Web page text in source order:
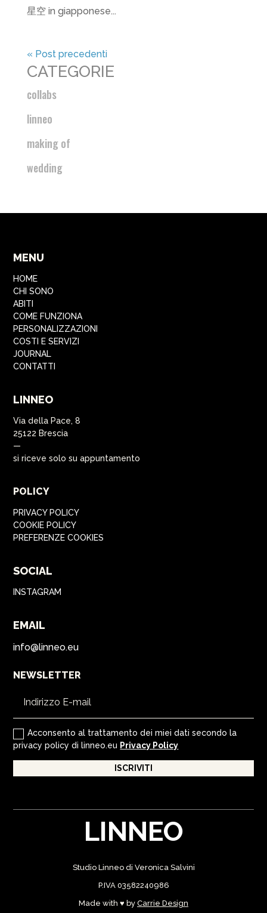
星空 in giapponese...
« Post precedenti
CATEGORIE
collabs
linneo
making of
wedding
MENU
HOME
CHI SONO
ABITI
COME FUNZIONA
PERSONALIZZAZIONI
COSTI E SERVIZI
JOURNAL
CONTATTI
LINNEO
Via della Pace, 8
25122 Brescia
—
si riceve solo su appuntamento
POLICY
PRIVACY POLICY
COOKIE POLICY
PREFERENZE COOKIES
SOCIAL
INSTAGRAM
EMAIL
info@linneo.eu
NEWSLETTER
Acconsento al trattamento dei miei dati secondo la
privacy policy di linneo.eu Privacy Policy
ISCRIVITI
LINNEO
Studio Linneo di Veronica Salvini
P.IVA 03582240986
Made with ♥ by Carrie Design